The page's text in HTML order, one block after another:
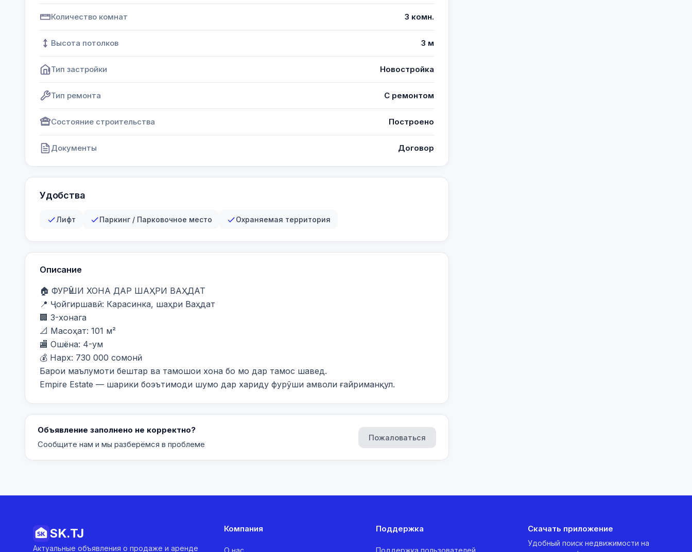
Количество комнат 3 комн.
Высота потолков 3 м
Тип застройки Новостройка
Тип ремонта С ремонтом
Состояние строительства Построено
Документы Договор
Удобства
Лифт Паркинг / Парковочное место Охраняемая территория
Описание
🏠 ФУРӮШИ ХОНА ДАР ШАҲРИ ВАҲДАТ
📍 Ҷойгиршавӣ: Карасинка, шаҳри Ваҳдат
🏢 3-хонага
📐 Масоҳат: 101 м²
🏬 Ошёна: 4-ум
💰 Нарх: 730 000 сомонӣ
Барои маълумоти бештар ва тамошои хона бо мо дар тамос шавед.
Empire Estate — шарики боэътимоди шумо дар хариду фурӯши амволи ғайриманқул.
Объявление заполнено не корректно?
Сообщите нам и мы разберёмся в проблеме
Пожаловаться
SK.TJ
Актуальные объявления о продаже и аренде
Компания
О нас
Поддержка
Поддержка пользователей
Скачать приложение
Удобный поиск недвижимости на